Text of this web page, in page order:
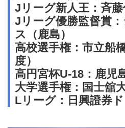
Jリーグ新人王：斉藤
Jリーグ優勝監督賞
ス（鹿島）
高校選手権：市立船
度）
高円宮杯U-18：鹿児
大学選手権：国士舘
Lリーグ：日興證券